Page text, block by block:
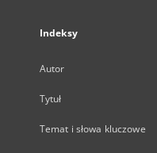
Indeksy
Autor
Tytuł
Temat i słowa kluczowe